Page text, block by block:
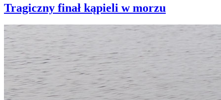
Tragiczny finał kąpieli w morzu